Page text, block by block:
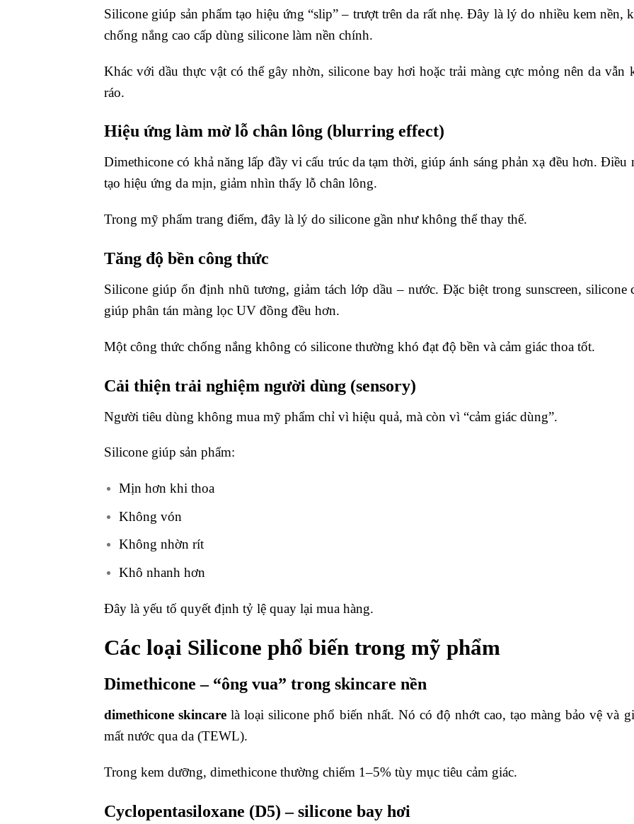
Silicone giúp sản phẩm tạo hiệu ứng “slip” – trượt trên da rất nhẹ. Đây là lý do nhiều kem nền,
chống nắng cao cấp dùng silicone làm nền chính.
Khác với dầu thực vật có thể gây nhờn, silicone bay hơi hoặc trải màng cực mỏng nên da vẫn
ráo.
Hiệu ứng làm mờ lỗ chân lông (blurring effect)
Dimethicone có khả năng lấp đầy vi cấu trúc da tạm thời, giúp ánh sáng phản xạ đều hơn. Điều
tạo hiệu ứng da mịn, giảm nhìn thấy lỗ chân lông.
Trong mỹ phẩm trang điểm, đây là lý do silicone gần như không thể thay thế.
Tăng độ bền công thức
Silicone giúp ổn định nhũ tương, giảm tách lớp dầu – nước. Đặc biệt trong sunscreen, silicone
giúp phân tán màng lọc UV đồng đều hơn.
Một công thức chống nắng không có silicone thường khó đạt độ bền và cảm giác thoa tốt.
Cải thiện trải nghiệm người dùng (sensory)
Người tiêu dùng không mua mỹ phẩm chỉ vì hiệu quả, mà còn vì “cảm giác dùng”.
Silicone giúp sản phẩm:
Mịn hơn khi thoa
Không vón
Không nhờn rít
Khô nhanh hơn
Đây là yếu tố quyết định tỷ lệ quay lại mua hàng.
Các loại Silicone phổ biến trong mỹ phẩm
Dimethicone – “ông vua” trong skincare nền
dimethicone skincare là loại silicone phổ biến nhất. Nó có độ nhớt cao, tạo màng bảo vệ và
mất nước qua da (TEWL).
Trong kem dưỡng, dimethicone thường chiếm 1–5% tùy mục tiêu cảm giác.
Cyclopentasiloxane (D5) – silicone bay hơi